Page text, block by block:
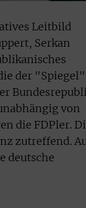
Leitbild
Serkan
der "Spiegel"
von
die FDPler.
zutreffend.
deutsche